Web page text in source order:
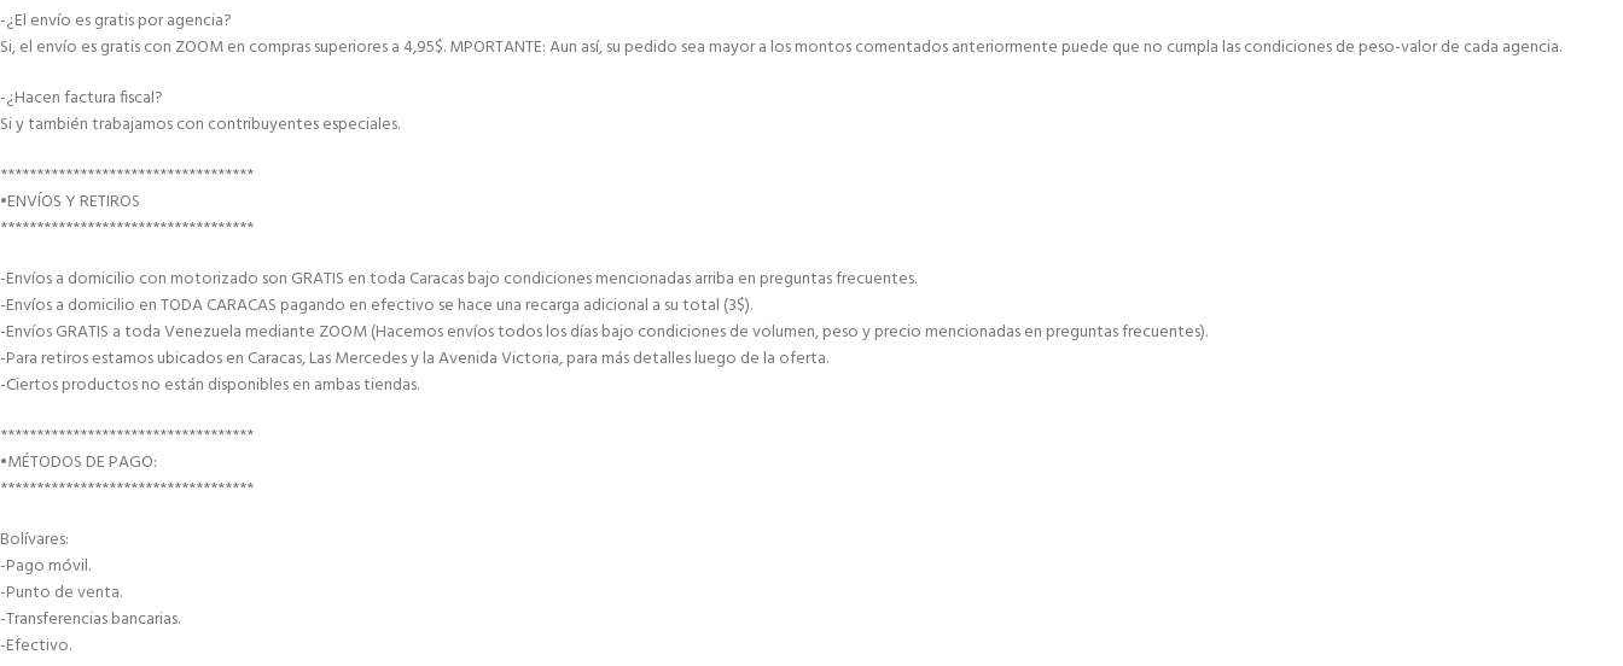
-¿El envío es gratis por agencia?
Si, el envío es gratis con ZOOM en compras superiores a 4,95$. MPORTANTE: Aun así, su pedido sea mayor a los montos comentados anteriormente puede que no cumpla las condiciones de peso-valor de cada agencia.
-¿Hacen factura fiscal?
Si y también trabajamos con contribuyentes especiales.
***********************************
•ENVÍOS Y RETIROS
***********************************
-Envíos a domicilio con motorizado son GRATIS en toda Caracas bajo condiciones mencionadas arriba en preguntas frecuentes.
-Envíos a domicilio en TODA CARACAS pagando en efectivo se hace una recarga adicional a su total (3$).
-Envíos GRATIS a toda Venezuela mediante ZOOM (Hacemos envíos todos los días bajo condiciones de volumen, peso y precio mencionadas en preguntas frecuentes).
-Para retiros estamos ubicados en Caracas, Las Mercedes y la Avenida Victoria, para más detalles luego de la oferta.
-Ciertos productos no están disponibles en ambas tiendas.
***********************************
•MÉTODOS DE PAGO:
***********************************
Bolívares:
-Pago móvil.
-Punto de venta.
-Transferencias bancarias.
-Efectivo.